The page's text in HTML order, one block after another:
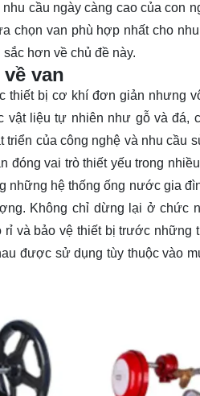
cầu ngày càng cao của con
chọn van phù hợp nhất cho
hơn về chủ đề này.
van
thiết bị cơ khí đơn giản nhưng
vật liệu tự nhiên như gỗ và đá,
triển của công nghệ và nhu cầu
đóng vai trò thiết yếu trong
những hệ thống ống nước gia
Không chỉ dừng lại ở chức
rỉ và bảo vệ thiết bị trước những
được sử dụng tùy thuộc vào